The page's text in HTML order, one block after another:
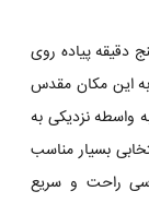
دقیقه پیاده روی
این مکان مقدس
واسطه نزدیکی به
بسیار مناسب
راحت و سریع